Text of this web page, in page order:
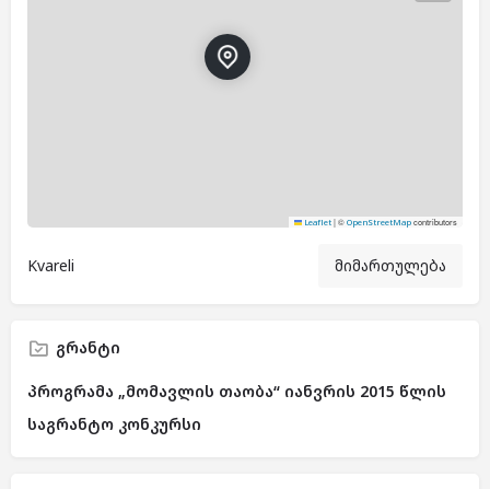
Leaflet |© OpenStreetMap contributors
Kvareli მიმართულება
გრანტი
პროგრამა „მომავლის თაობა“ იანვრის 2015 წლის
საგრანტო კონკურსი